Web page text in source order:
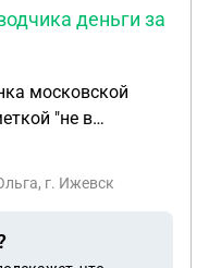
деньги за
московской
"не в
продолжительный
для того что
г. Ижевск